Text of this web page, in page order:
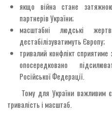
якщо війна стане
партнерів України;
масштабні людські
дестабілізуватимуть Європу;
тривалий конфлікт
опосередковано
Російської Федерації.
Тому для України важливим є
тривалість і масштаб.